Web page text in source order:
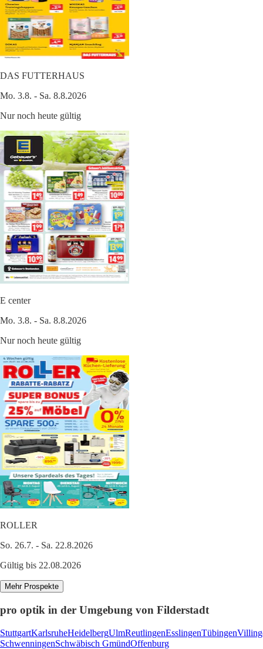
DAS FUTTERHAUS
Mo. 3.8. - Sa. 8.8.2026
Nur noch heute gültig
E center
Mo. 3.8. - Sa. 8.8.2026
Nur noch heute gültig
ROLLER
So. 26.7. - Sa. 22.8.2026
Gültig bis 22.08.2026
Mehr Prospekte
pro optik in der Umgebung von Filderstadt
StuttgartKarlsruheHeidelbergUlmReutlingenEsslingenTübingen
SchwenningenSchwäbisch GmündOffenburg